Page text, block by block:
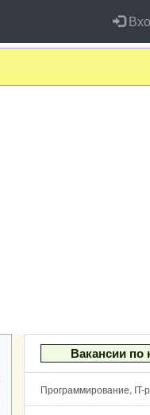
Вакансии по
Программирование, IT-